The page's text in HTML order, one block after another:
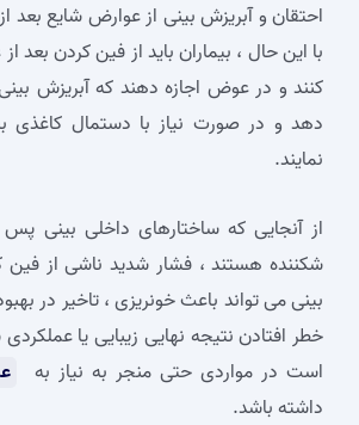
احتقان و آبریزش بینی از عوارض شایع بعد
با این حال ، بیماران باید از فین کردن بعد
کنند و در عوض اجازه دهند که آبریزش
دهد و در صورت نیاز با دستمال کاغذی
نمایند.
از آنجایی که ساختارهای داخلی بینی
شکننده هستند ، فشار شدید ناشی از فین
بینی می تواند باعث خونریزی ، تاخیر در
خطر افتادن نتیجه نهایی زیبایی یا
است در مواردی حتی منجر به نیاز به
داشته باشد.